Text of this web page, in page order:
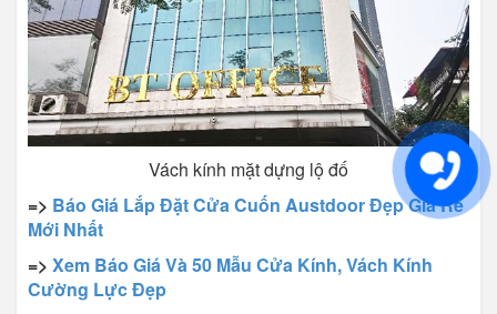
Vách kính mặt dựng lộ đố
=> Báo Giá Lắp Đặt Cửa Cuốn Austdoor Đẹp Giá Rẻ
Mới Nhất
=> Xem Báo Giá Và 50 Mẫu Cửa Kính, Vách Kính
Cường Lực Đẹp